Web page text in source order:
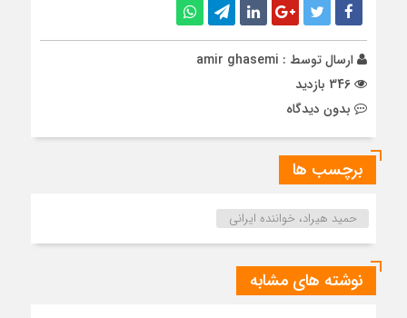
ارسال توسط : amir ghasemi
بدون دیدگاه
برچسب ها
حمید هیراد، خواننده ایرانی
نوشته های مشابه